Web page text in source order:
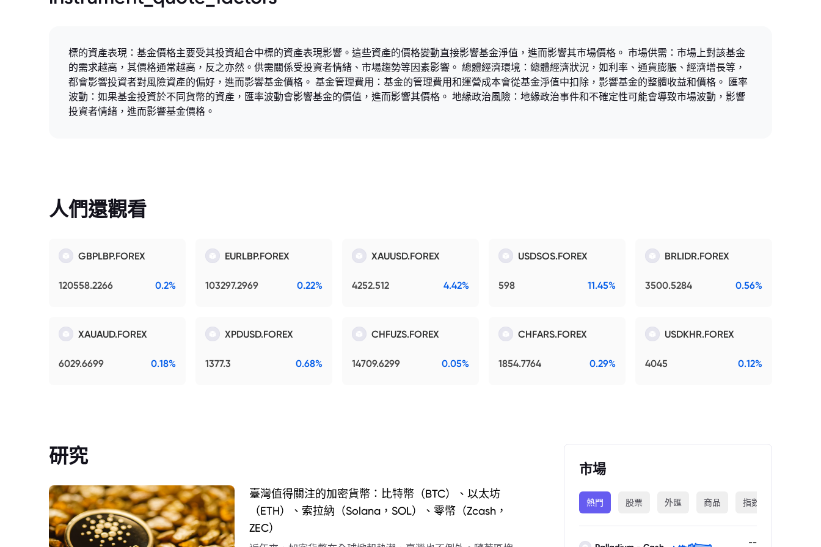
標的資產表現：基金價格主要受其投資組合中標的資產表現影響。這些資產的價格變動直接影響基金淨值，進而影響其市場價格。 市場供需：市場上對該基金
的需求越高，其價格通常越高，反之亦然。供需關係受投資者情緒、市場趨勢等因素影響。 總體經濟環境：總體經濟狀況，如利率、通貨膨脹、經濟增長等，
都會影響投資者對風險資產的偏好，進而影響基金價格。 基金管理費用：基金的管理費用和運營成本會從基金淨值中扣除，影響基金的整體收益和價格。 匯率
波動：如果基金投資於不同貨幣的資產，匯率波動會影響基金的價值，進而影響其價格。 地緣政治風險：地緣政治事件和不確定性可能會導致市場波動，影響
投資者情緒，進而影響基金價格。
人們還觀看
GBPLBP.FOREX
120558.2266 0.2%
EURLBP.FOREX
103297.2969 0.22%
XAUUSD.FOREX
4252.512 4.42%
USDSOS.FOREX
598 11.45%
BRLIDR.FOREX
3500.5284 0.56%
XAUAUD.FOREX
6029.6699 0.18%
XPDUSD.FOREX
1377.3 0.68%
CHFUZS.FOREX
14709.6299 0.05%
CHFARS.FOREX
1854.7764 0.29%
USDKHR.FOREX
4045 0.12%
研究
臺灣值得關注的加密貨幣：比特幣（BTC）、以太坊
（ETH）、索拉納（Solana，SOL）、零幣（Zcash，
ZEC）
市場
熱門 股票 外匯 商品 指數
--